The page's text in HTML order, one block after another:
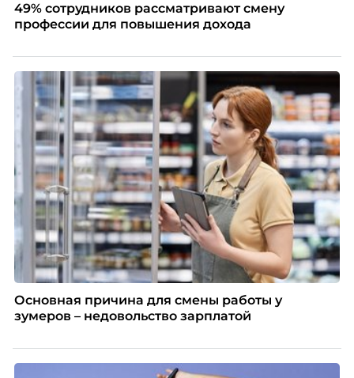
49% сотрудников рассматривают смену
профессии для повышения дохода
Основная причина для смены работы у
зумеров – недовольство зарплатой